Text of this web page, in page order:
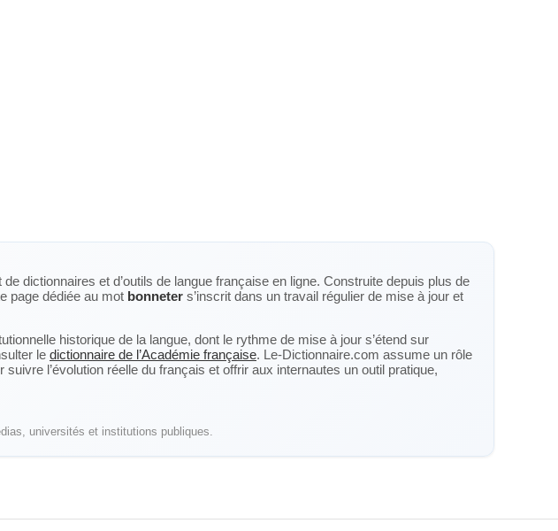
dictionnaires et d’outils de langue française en ligne. Construite depuis plus de
page dédiée au mot bonneter s’inscrit dans un travail régulier de mise à jour et
historique de la langue, dont le rythme de mise à jour s’étend sur
le dictionnaire de l’Académie française. Le-Dictionnaire.com assume un rôle
l’évolution réelle du français et offrir aux internautes un outil pratique,
universités et institutions publiques.